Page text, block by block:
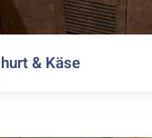
& Käse